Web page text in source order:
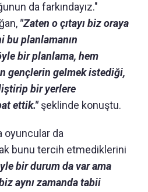
da farkındayız."
"Zaten o çıtayı biz oraya
bu planlamanın
bir planlama, hem
gençlerin gelmek istediği,
bir yerlere
ettik."şeklinde konuştu.
oyuncular da
bunu tercih etmediklerini
bir durum da var ama
aynı zamanda tabii